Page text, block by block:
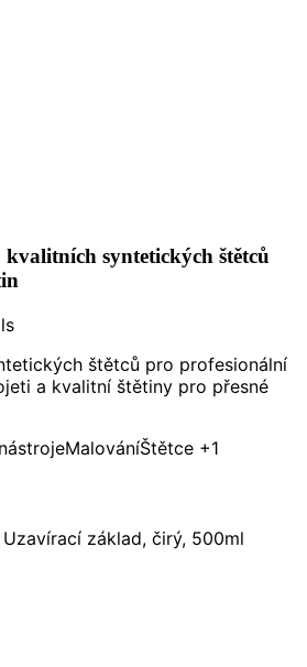
syntetických štětců
štětců pro profesionální
a kvalitní štětiny pro přesné
MalováníŠtětce +1
základ, čirý, 500ml